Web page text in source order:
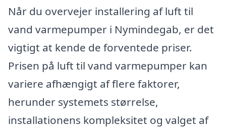
Når du overvejer installering af luft til
vand varmepumper i Nymindegab, er det
vigtigt at kende de forventede priser.
Prisen på luft til vand varmepumper kan
variere afhængigt af flere faktorer,
herunder systemets størrelse,
installationens kompleksitet og valget af